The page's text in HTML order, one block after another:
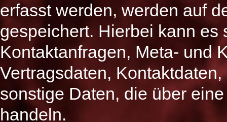
erfasst werden, werden auf
gespeichert. Hierbei kann es
Kontaktanfragen, Meta- und
Vertragsdaten,
sonstige Daten, die über
handeln.